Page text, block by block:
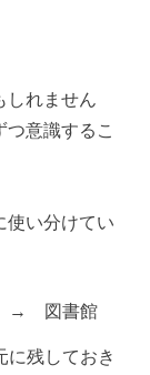
しれません
意識するこ
使い分けてい
→ 図書館
に残しておき